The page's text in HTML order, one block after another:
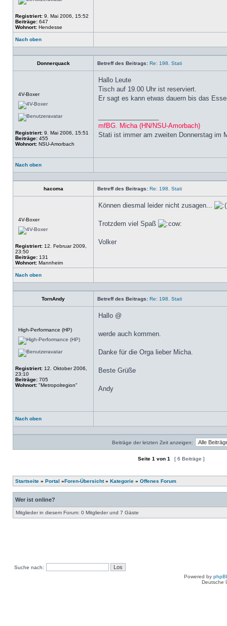
Registriert: 9. Mai 2006, 15:52
Beiträge: 647
Wohnort: Hendesse
Nach oben
Profil
Donnerquack Betreff des Beitrags: Re: 198. Stati
4V-Boxer
Registriert: 9. Mai 2006, 15:51
Beiträge: 455
Wohnort: NSU-Amorbach
Hallo Leute
Tisch auf 19.00 Uhr ist reserviert.
Er sagt es kann etwas dauern bis das
mfBG. Micha (HN/NSU-Amorbach)
Stati ist immer am zweiten Donnerstag im
Nach oben
Profil
hacoma Betreff des Beitrags: Re: 198. Stati
4V-Boxer
Registriert: 12. Februar 2009,
23:50
Beiträge: 131
Wohnort: Mannheim
Können diesmal leider nicht zusagen...
Trotzdem viel Spaß
Volker
Nach oben
Profil
TornAndy Betreff des Beitrags: Re: 198. Stati
High-Performance (HP)
Registriert: 12. Oktober 2006,
23:10
Beiträge: 705
Wohnort: "Metropolregion"
Hallo @
werde auch kommen.
Danke für die Orga lieber Micha.
Beste Grüße
Andy
Nach oben
Profil
Beiträge der letzten Zeit anzeigen:
Seite 1 von 1 [ 6 Beiträge ]
Startseite » Portal »Foren-Übersicht» Kategorie » Offenes Forum
Wer ist online?
Mitglieder in diesem Forum: 0 Mitglieder und 7 Gäste
Suche nach:
Powered by
Deutsche